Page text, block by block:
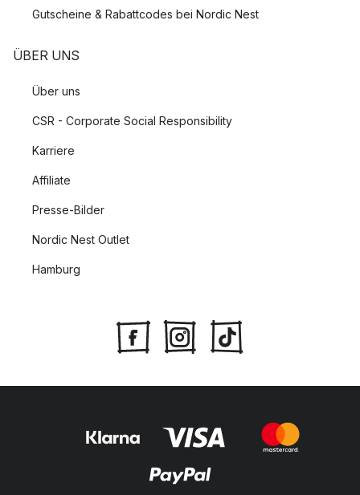
Gutscheine & Rabattcodes bei Nordic Nest
ÜBER UNS
Über uns
CSR - Corporate Social Responsibility
Karriere
Affiliate
Presse-Bilder
Nordic Nest Outlet
Hamburg